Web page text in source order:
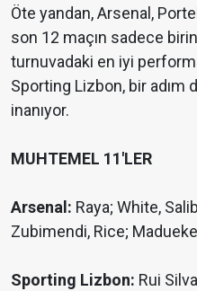
Öte yandan, Arsenal,
son 12 maçın sadece
turnuvadaki en iyi
Sporting Lizbon, bir adım
inanıyor.
MUHTEMEL 11'LER
Arsenal: Raya; White,
Zubimendi, Rice;
Sporting Lizbon: Rui